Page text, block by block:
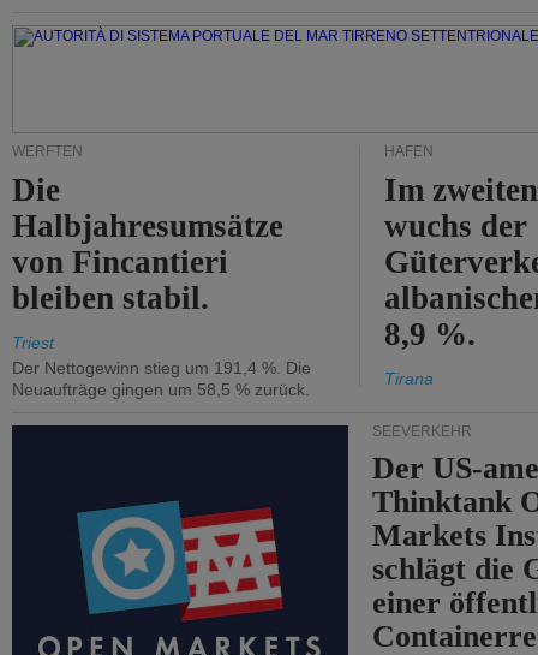
WERFTEN
Die
Halbjahresumsätze
von Fincantieri
bleiben stabil.
Triest
Der Nettogewinn stieg um 191,4 %. Die
Neuaufträge gingen um 58,5 % zurück.
HÄFEN
Im
wuchs der
8,9 %.
Tirana
SEEVERKEHR
Der US-
Thinktank
Markets
schlägt die
einer